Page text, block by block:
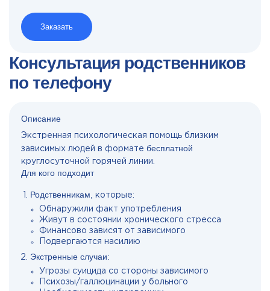
Заказать
Консультация родственников
по телефону
Описание
Экстренная психологическая помощь близким
зависимых людей в формате бесплатной
круглосуточной горячей линии.
Для кого подходит
Родственникам,
которые:
Обнаружили факт употребления
Живут в состоянии хронического стресса
Финансово зависят от зависимого
Подвергаются насилию
Экстренные случаи:
Угрозы суицида со стороны зависимого
Психозы/галлюцинации у больного